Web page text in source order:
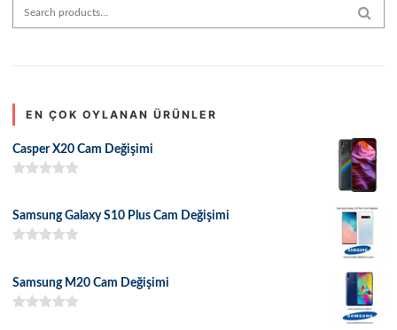
Search for:
EN ÇOK OYLANAN ÜRÜNLER
Casper X20 Cam Değişimi
Samsung Galaxy S10 Plus Cam Değişimi
Samsung M20 Cam Değişimi